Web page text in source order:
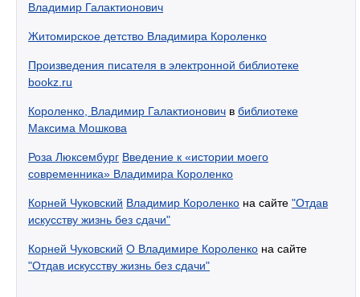
Владимир Галактионович
Житомирское детство Владимира Короленко
Произведения писателя в электронной библиотеке
bookz.ru
Короленко, Владимир Галактионович в библиотеке
Максима Мошкова
Роза Люксембург Введение к «истории моего
современника» Владимира Короленко
Корней Чуковский Владимир Короленко на сайте "Отдав
искусству жизнь без сдачи"
Корней Чуковский О Владимире Короленко на сайте
"Отдав искусству жизнь без сдачи"